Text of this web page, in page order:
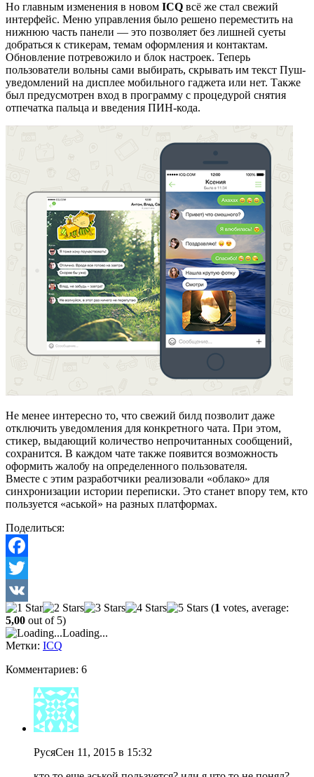
Но главным изменения в новом ICQ всё же стал свежий
интерфейс. Меню управления было решено переместить на
нижнюю часть панели — это позволяет без лишней суеты
добраться к стикерам, темам оформления и контактам.
Обновление потревожило и блок настроек. Теперь
пользователи вольны сами выбирать, скрывать им текст Пуш-
уведомлений на дисплее мобильного гаджета или нет. Также
был предусмотрен вход в программу с процедурой снятия
отпечатка пальца и введения ПИН-кода.
Не менее интересно то, что свежий билд позволит даже
отключить уведомления для конкретного чата. При этом,
стикер, выдающий количество непрочитанных сообщений,
сохранится. В каждом чате также появится возможность
оформить жалобу на определенного пользователя.
Вместе с этим разработчики реализовали «облако» для
синхронизации истории переписки. Это станет впору тем, кто
пользуется «аськой» на разных платформах.
Поделиться:
Facebook
Twitter
VK
(1 votes, average:
5,00 out of 5)
Loading...
Метки: ICQ
Комментариев: 6
РусяСен 11, 2015 в 15:32